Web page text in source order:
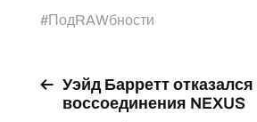
#ПодRAWбности
Уэйд Барретт отказался
воссоединения NEXUS